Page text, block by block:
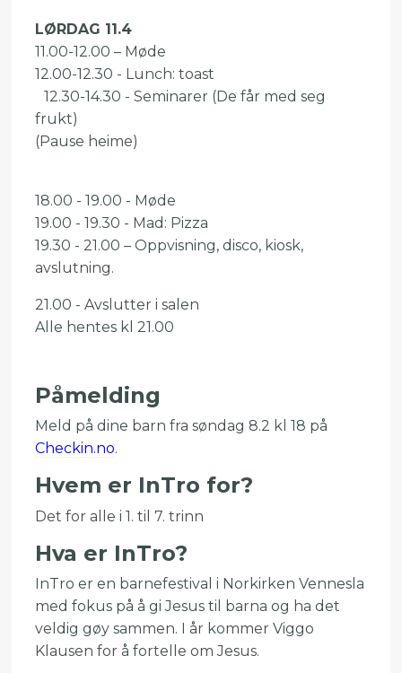
LØRDAG 11.4
11.00-12.00 – Møde
12.00-12.30 - Lunch: toast
12.30-14.30 - Seminarer (De får med seg
frukt)
(Pause heime)
18.00 - 19.00 - Møde
19.00 - 19.30 - Mad: Pizza
19.30 - 21.00 – Oppvisning, disco, kiosk,
avslutning.
21.00 - Avslutter i salen
Alle hentes kl 21.00
Påmelding
Meld på dine barn fra søndag 8.2 kl 18 på
Checkin.no.
Hvem er InTro for?
Det for alle i 1. til 7. trinn
Hva er InTro?
InTro er en barnefestival i Norkirken Vennesla
med fokus på å gi Jesus til barna og ha det
veldig gøy sammen. I år kommer Viggo
Klausen for å fortelle om Jesus.